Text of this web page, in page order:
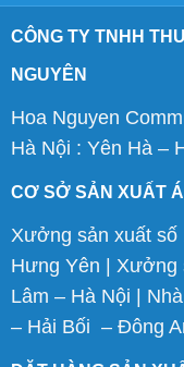
CÔNG TY TNHH
NGUYÊN
Hoa Nguyen
Hà Nội : Yên Hà –
CƠ SỞ SẢN XUẤT
Xưởng sản xuất số
Hưng Yên | Xưởng
Lâm – Hà Nội |
– Hải Bối – Đông